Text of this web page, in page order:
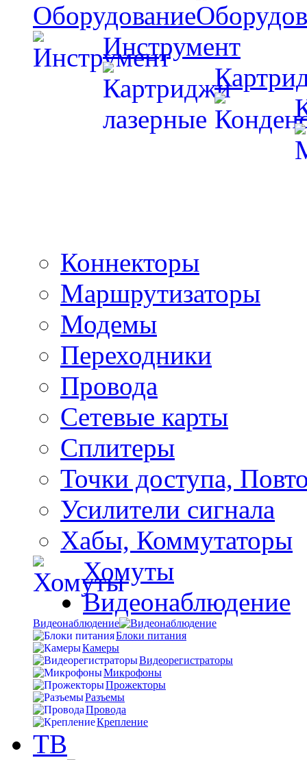
Оборудование
Инструмент
Коннекторы
Маршрутизаторы
Модемы
Переходники
Провода
Сетевые карты
Сплитеры
Точки доступа,
Усилители сигнала
Хабы, Коммутаторы
Хомуты
Видеонаблюдение
Видеонаблюдение
Блоки питания
Камеры
Видеорегистраторы
Микрофоны
Прожекторы
Разъемы
Провода
Крепление
ТВ